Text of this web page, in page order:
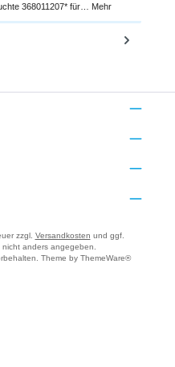
368011207* für… Mehr
zzgl. Versandkosten und ggf.
anders angegeben.
Theme by ThemeWare®